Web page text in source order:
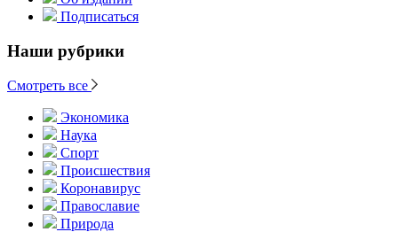
Подписаться
Наши рубрики
Смотреть все
Экономика
Наука
Спорт
Происшествия
Коронавирус
Православие
Природа